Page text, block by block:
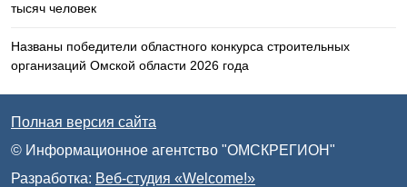
тысяч человек
Названы победители областного конкурса строительных
организаций Омской области 2026 года
Полная версия сайта
© Информационное агентство "ОМСКРЕГИОН"
Разработка: Веб-студия «Welcome!»